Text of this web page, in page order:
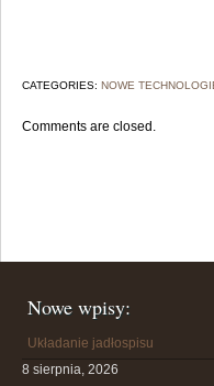
CATEGORIES: NOWE
Comments are closed.
Nowe wpisy:
Układanie jadłospisu
8 sierpnia, 2026